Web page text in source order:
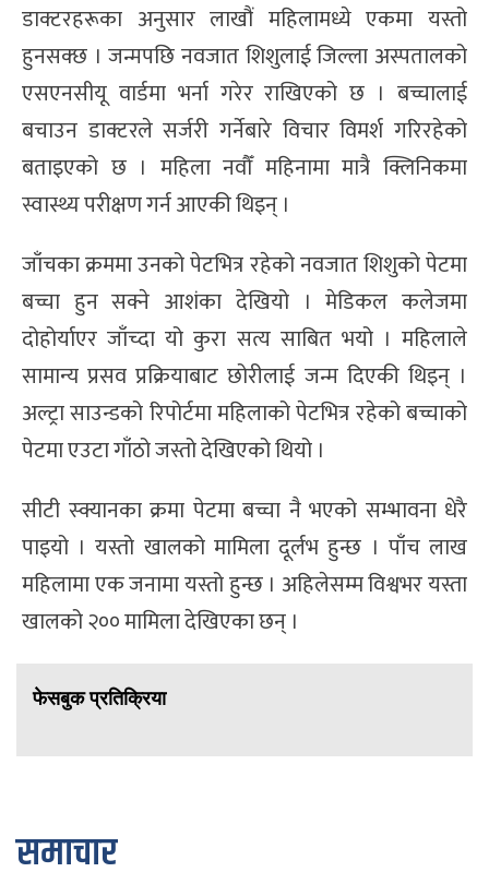
डाक्टरहरूका अनुसार लाखौं महिलामध्ये एकमा यस्तो
हुनसक्छ । जन्मपछि नवजात शिशुलाई जिल्ला अस्पतालको
एसएनसीयू वार्डमा भर्ना गरेर राखिएको छ । बच्चालाई
बचाउन डाक्टरले सर्जरी गर्नेबारे विचार विमर्श गरिरहेको
बताइएको छ । महिला नवौँ महिनामा मात्रै क्लिनिकमा
स्वास्थ्य परीक्षण गर्न आएकी थिइन् ।
जाँचका क्रममा उनको पेटभित्र रहेको नवजात शिशुको पेटमा
बच्चा हुन सक्ने आशंका देखियो । मेडिकल कलेजमा
दोहोर्याएर जाँच्दा यो कुरा सत्य साबित भयो । महिलाले
सामान्य प्रसव प्रक्रियाबाट छोरीलाई जन्म दिएकी थिइन् ।
अल्ट्रा साउन्डको रिपोर्टमा महिलाको पेटभित्र रहेको बच्चाको
पेटमा एउटा गाँठो जस्तो देखिएको थियो ।
सीटी स्क्यानका क्रमा पेटमा बच्चा नै भएको सम्भावना धेरै
पाइयो । यस्तो खालको मामिला दूर्लभ हुन्छ । पाँच लाख
महिलामा एक जनामा यस्तो हुन्छ । अहिलेसम्म विश्वभर यस्ता
खालको २०० मामिला देखिएका छन् ।
फेसबुक प्रतिक्रिया
समाचार